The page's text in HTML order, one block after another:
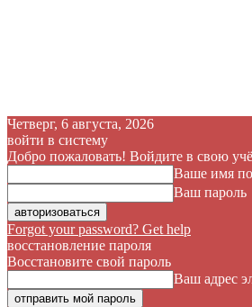
Четверг, 6 августа, 2026
войти в систему
Добро пожаловать! Войдите в свою
Ваше имя
Ваш пароль
Forgot your password? Get help
восстановление пароля
Восстановите свой пароль
Ваш адрес